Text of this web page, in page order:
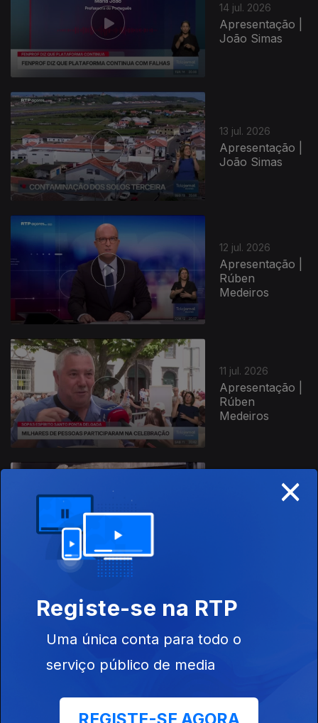
14 jul. 2026
Apresentação |
João Simas
13 jul. 2026
Apresentação |
João Simas
12 jul. 2026
Apresentação |
Rúben
Medeiros
11 jul. 2026
Apresentação |
Rúben
Medeiros
09 jul. 2026
Apresentação |
Rúben
×
Registe-se na RTP
Uma única conta para todo o
serviço público de media